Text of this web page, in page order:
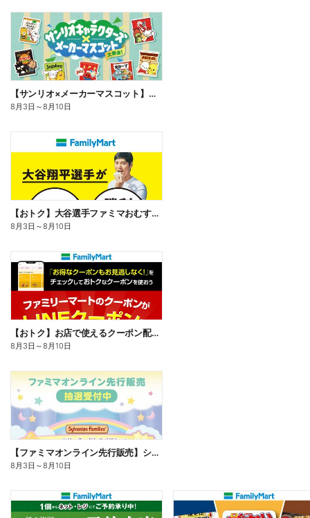
【サンリオ×メーカーマスコット】オリジナルグッズ貰える!
8月3日 ～8月10日
【おトク】大谷選手ファミマおむすび割
8月3日 ～8月10日
【おトク】お店で使えるクーポン配信中
8月3日 ～8月10日
【ファミマオンライン先行販売】シルバニアファミリー
8月3日 ～8月10日